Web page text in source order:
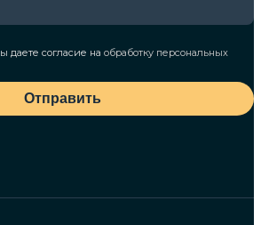
даете согласие наобработку персональных
Отправить